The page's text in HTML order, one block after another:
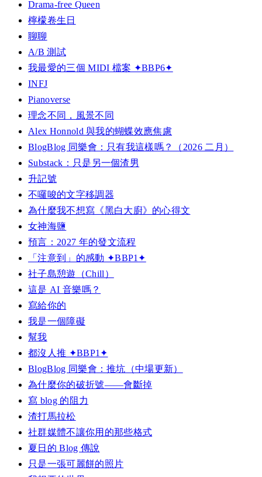
Drama-free Queen
檸檬卷生日
聊聊
A/B 測試
我最愛的三個 MIDI 檔案 ✦BBP6✦
INFJ
Pianoverse
理念不同，風景不同
Alex Honnold 與我的蝴蝶效應焦慮
BlogBlog 同樂會：只有我這樣嗎？（2026 二月）
Substack：只是另一個渣男
升記號
不囉唆的文字移調器
為什麼我不想寫《黑白大廚》的心得文
女神海鹽
預言：2027 年的發文流程
「注意到」的感動 ✦BBP1✦
社子島憩遊（Chill）
這是 AI 音樂嗎？
寫給你的
我是一個障礙
幫我
都沒人推 ✦BBP1✦
BlogBlog 同樂會：推坑（中場更新）
為什麼你的破折號——會斷掉
寫 blog 的阻力
渣打馬拉松
社群媒體不讓你用的那些格式
夏日的 Blog 傳說
只是一張可麗餅的照片